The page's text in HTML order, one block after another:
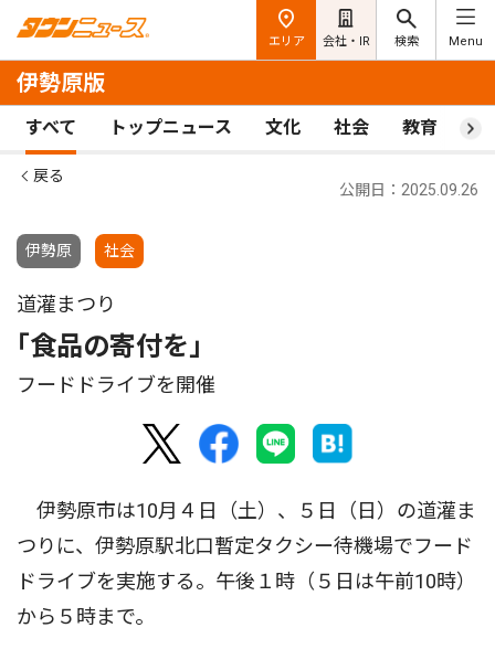
エリア 会社・IR 検索 Menu
伊勢原版
すべて トップニュース 文化 社会 教育 ス
戻る
伊勢原 社会
公開日：2025.09.26
道灌まつり
｢食品の寄付を｣
フードドライブを開催
伊勢原市は10月４日（土）、５日（日）の道灌ま
つりに、伊勢原駅北口暫定タクシー待機場でフード
ドライブを実施する。午後１時（５日は午前10時）
から５時まで。